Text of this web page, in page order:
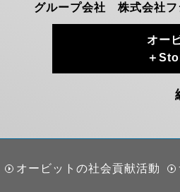
グループ会社 株式会社
オー
＋
オービットの社会貢献活動